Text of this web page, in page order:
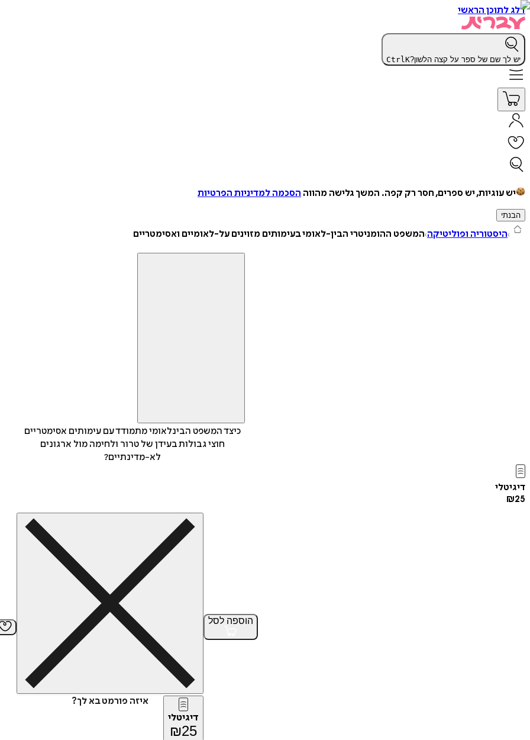
דלג לתוכן הראשי
יש לך שם של ספר על קצה הלשון? CtrlK
יש עוגיות, יש ספרים, חסר רק קפה. המשך גלישה מהווה הסכמה למדיניות הפרטיות
הבנתי
היסטוריה ופוליטיקה המשפט ההומניטרי הבין-לאומי בעימותים מזוינים על-לאומיים ואסימטריים
כיצד המשפט הבינלאומי מתמודד עם עימותים אסימטריים
חוצי גבולות בעידן של טרור ולחימה מול ארגונים
לא-מדינתיים?
דיגיטלי
₪25
הוספה לסל
איזה פורמט בא לך?
דיגיטלי
₪25